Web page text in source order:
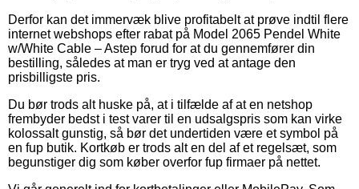
Derfor kan det immervæk blive profitabelt at prøve indtil flere
internet webshops efter rabat på Model 2065 Pendel White
w/White Cable – Astep forud for at du gennemfører din
bestilling, således at man er tryg ved at antage den
prisbilligste pris.
Du bør trods alt huske på, at i tilfælde af at en netshop
frembyder bedst i test varer til en udsalgspris som kan virke
kolossalt gunstig, så bør det undertiden være et symbol på
en fup butik. Kortkøb er trods alt en del af et regelsæt, som
begunstiger dig som køber overfor fup firmaer på nettet.